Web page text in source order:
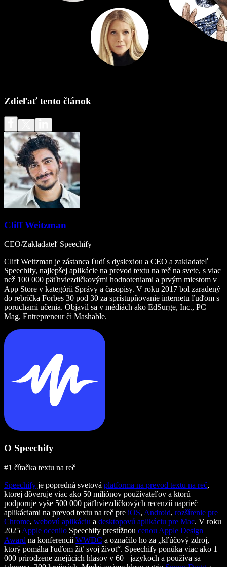
Zdieľať tento článok
Cliff Weitzman
CEO/Zakladateľ Speechify
Cliff Weitzman je zástanca ľudí s dyslexiou a CEO a zakladateľ
Speechify, najlepšej aplikácie na prevod textu na reč na svete, s viac
než 100 000 päťhviezdičkovými hodnoteniami a prvým miestom v
App Store v kategórii Správy a časopisy. V roku 2017 bol zaradený
do rebríčka Forbes 30 pod 30 za sprístupňovanie internetu ľuďom s
poruchami učenia. Objavil sa v médiách ako EdSurge, Inc., PC
Mag, Entrepreneur či Mashable.
O Speechify
#1 čítačka textu na reč
Speechify je popredná svetová platforma na prevod textu na reč,
ktorej dôveruje viac ako 50 miliónov používateľov a ktorú
podporuje vyše 500 000 päťhviezdičkových recenzií naprieč
aplikáciami na prevod textu na reč pre iOS, Android, rozšírenie pre
Chrome, webovú aplikáciu a desktopovú aplikáciu pre Mac. V roku
2025 Apple ocenilo Speechify prestížnou cenou Apple Design
Award na konferencii WWDC a označilo ho za „kľúčový zdroj,
ktorý pomáha ľuďom žiť svoj život“. Speechify ponúka viac ako 1
000 prirodzene znejúcich hlasov v 60+ jazykoch a používa sa